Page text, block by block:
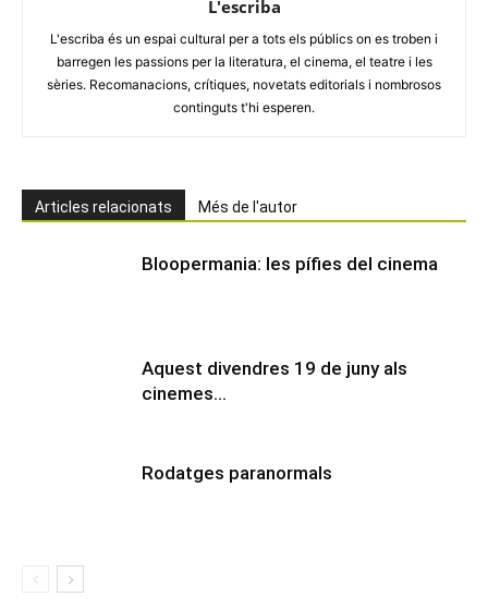
L'escriba
L'escriba és un espai cultural per a tots els públics on es troben i
barregen les passions per la literatura, el cinema, el teatre i les
sèries. Recomanacions, crítiques, novetats editorials i nombrosos
continguts t'hi esperen.
Articles relacionats Més de l'autor
Bloopermania: les pífies del cinema
Aquest divendres 19 de juny als
cinemes…
Rodatges paranormals